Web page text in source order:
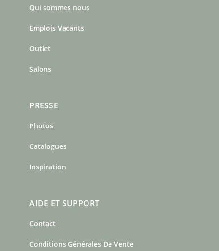
o
o
g
r
Qui sommes nous
Emplois Vacants
Outlet
Salons
PRESSE
Photos
Catalogues
Inspiration
AIDE ET SUPPORT
Contact
Conditions Générales De Vente